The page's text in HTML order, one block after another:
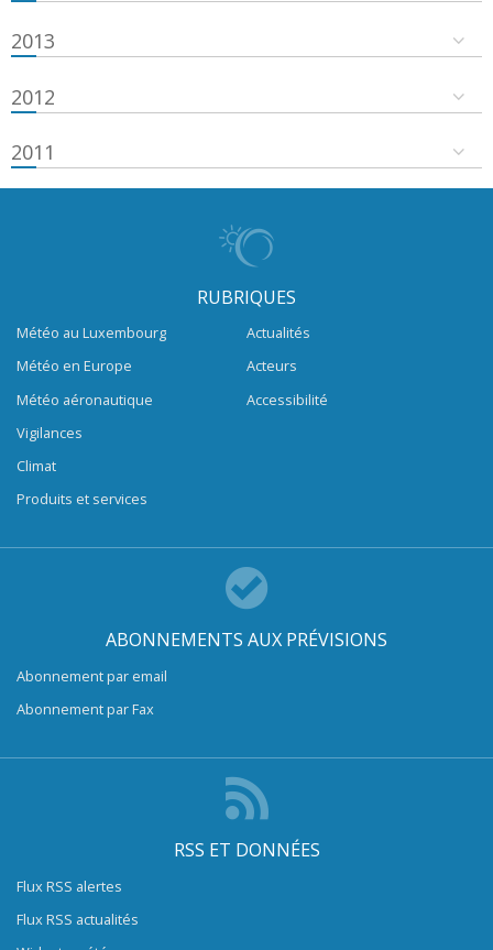
2013
2012
2011
RUBRIQUES
Météo au Luxembourg
Météo en Europe
Météo aéronautique
Vigilances
Climat
Produits et services
Actualités
Acteurs
Accessibilité
ABONNEMENTS AUX PRÉVISIONS
Abonnement par email
Abonnement par Fax
RSS ET DONNÉES
Flux RSS alertes
Flux RSS actualités